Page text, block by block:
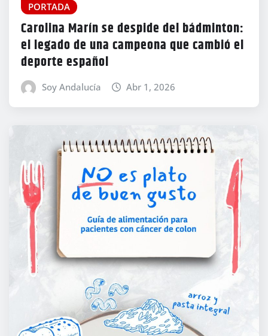
PORTADA
Carolina Marín se despide del bádminton:
el legado de una campeona que cambió el
deporte español
Soy Andalucía Abr 1, 2026